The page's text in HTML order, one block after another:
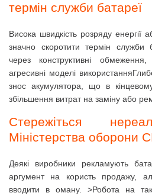
термін служби батареї
Висока швидкість розряду енергії
значно скоротити термін служби
через конструктивні
агресивні моделі використання
знос акумулятора, що в
збільшення витрат на заміну або
Стережіться
Міністерства оборони
Деякі виробники рекламують
аргумент на користь продажу,
вводити в оману. >Робота на